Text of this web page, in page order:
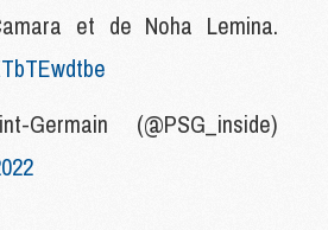
et de Noha Lemina.
(@PSG_inside)